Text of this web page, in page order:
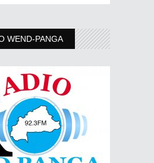
WEND-PANGA